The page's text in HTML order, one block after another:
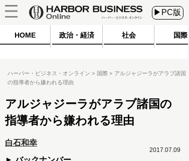
▶PC版
HOME 政治・経済 社会 国際
ハーバー・ビジネス・オンライン 国際
アルジャジーラがアラブ諸国
の指導者から嫌われる理由
アルジャジーラがアラブ諸国の
指導者から嫌われる理由
白石和幸
2017.07.09